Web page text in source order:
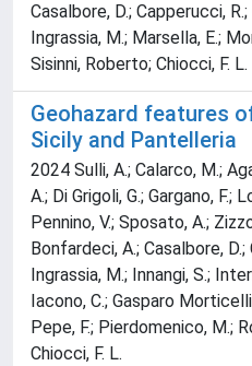
Casalbore, D.; Capperucci,
Ingrassia, M.; Marsella, E.;
Sisinni, Roberto; Chiocci, F. L.
Geohazard features
Sicily and Pantelleria
2024 Sulli, A.; Calarco, M.;
A.; Di Grigoli, G.; Gargano, F.;
Pennino, V.; Sposato, A.;
Bonfardeci, A.; Casalbore,
Ingrassia, M.; Innangi, S.;
Iacono, C.; Gasparo
Pepe, F.; Pierdomenico, M.;
Chiocci, F. L.